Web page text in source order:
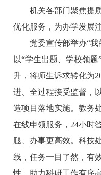
机关各部门聚焦提
优化服务，为办学发展
党委宣传部举办“我
以“学生出题、学校领
升，将师生诉求转化为
进、全过程接受监督，
造项目落地实施。教务
在线申领服务，24小时
腿、办事更高效。科技
线，任务一目了然，有
性，助力科研工作有序